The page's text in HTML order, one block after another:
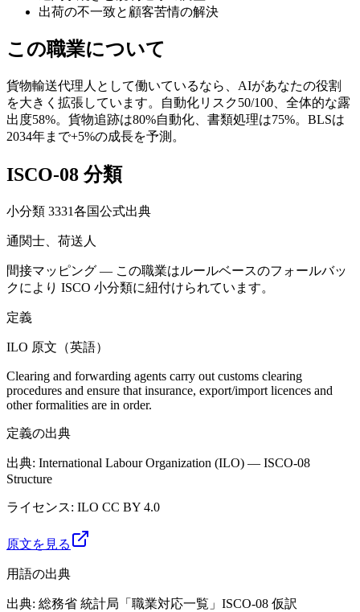
出荷の不一致と顧客苦情の解決
この職業について
貨物輸送代理人として働いているなら、AIがあなたの役割
を大きく拡張しています。自動化リスク50/100、全体的な露
出度58%。貨物追跡は80%自動化、書類処理は75%。BLSは
2034年まで+5%の成長を予測。
ISCO-08 分類
小分類 3331各国公式出典
通関士、荷送人
間接マッピング — この職業はルールベースのフォールバッ
クにより ISCO 小分類に紐付けられています。
定義
ILO 原文（英語）
Clearing and forwarding agents carry out customs clearing
procedures and ensure that insurance, export/import licences and
other formalities are in order.
定義の出典
出典: International Labour Organization (ILO) — ISCO-08
Structure
ライセンス: ILO CC BY 4.0
原文を見る
用語の出典
出典: 総務省 統計局「職業対応一覧」ISCO-08 仮訳